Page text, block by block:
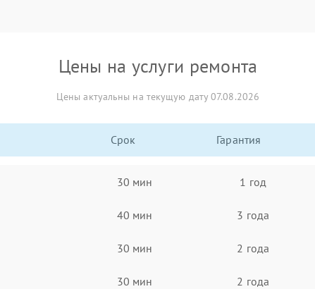
Цены на услуги ремонта
Цены актуальны на текущую дату 07.08.2026
Срок Гарантия
30 мин 1 год
40 мин 3 года
30 мин 2 года
30 мин 2 года